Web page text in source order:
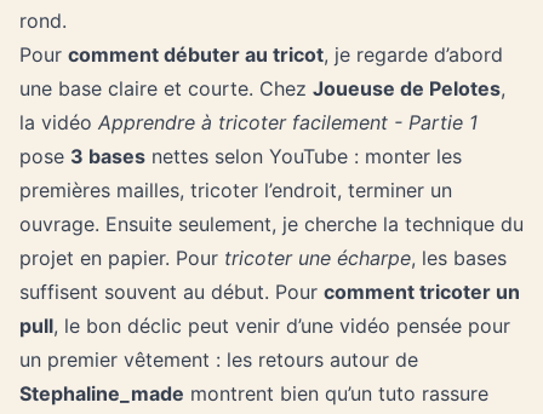
rond.
Pour comment débuter au tricot, je regarde d’abord
une base claire et courte. Chez Joueuse de Pelotes,
la vidéo Apprendre à tricoter facilement - Partie 1
pose 3 bases nettes selon YouTube : monter les
premières mailles, tricoter l’endroit, terminer un
ouvrage. Ensuite seulement, je cherche la technique du
projet en papier. Pour tricoter une écharpe, les bases
suffisent souvent au début. Pour comment tricoter un
pull, le bon déclic peut venir d’une vidéo pensée pour
un premier vêtement : les retours autour de
Stephaline_made montrent bien qu’un tuto rassure